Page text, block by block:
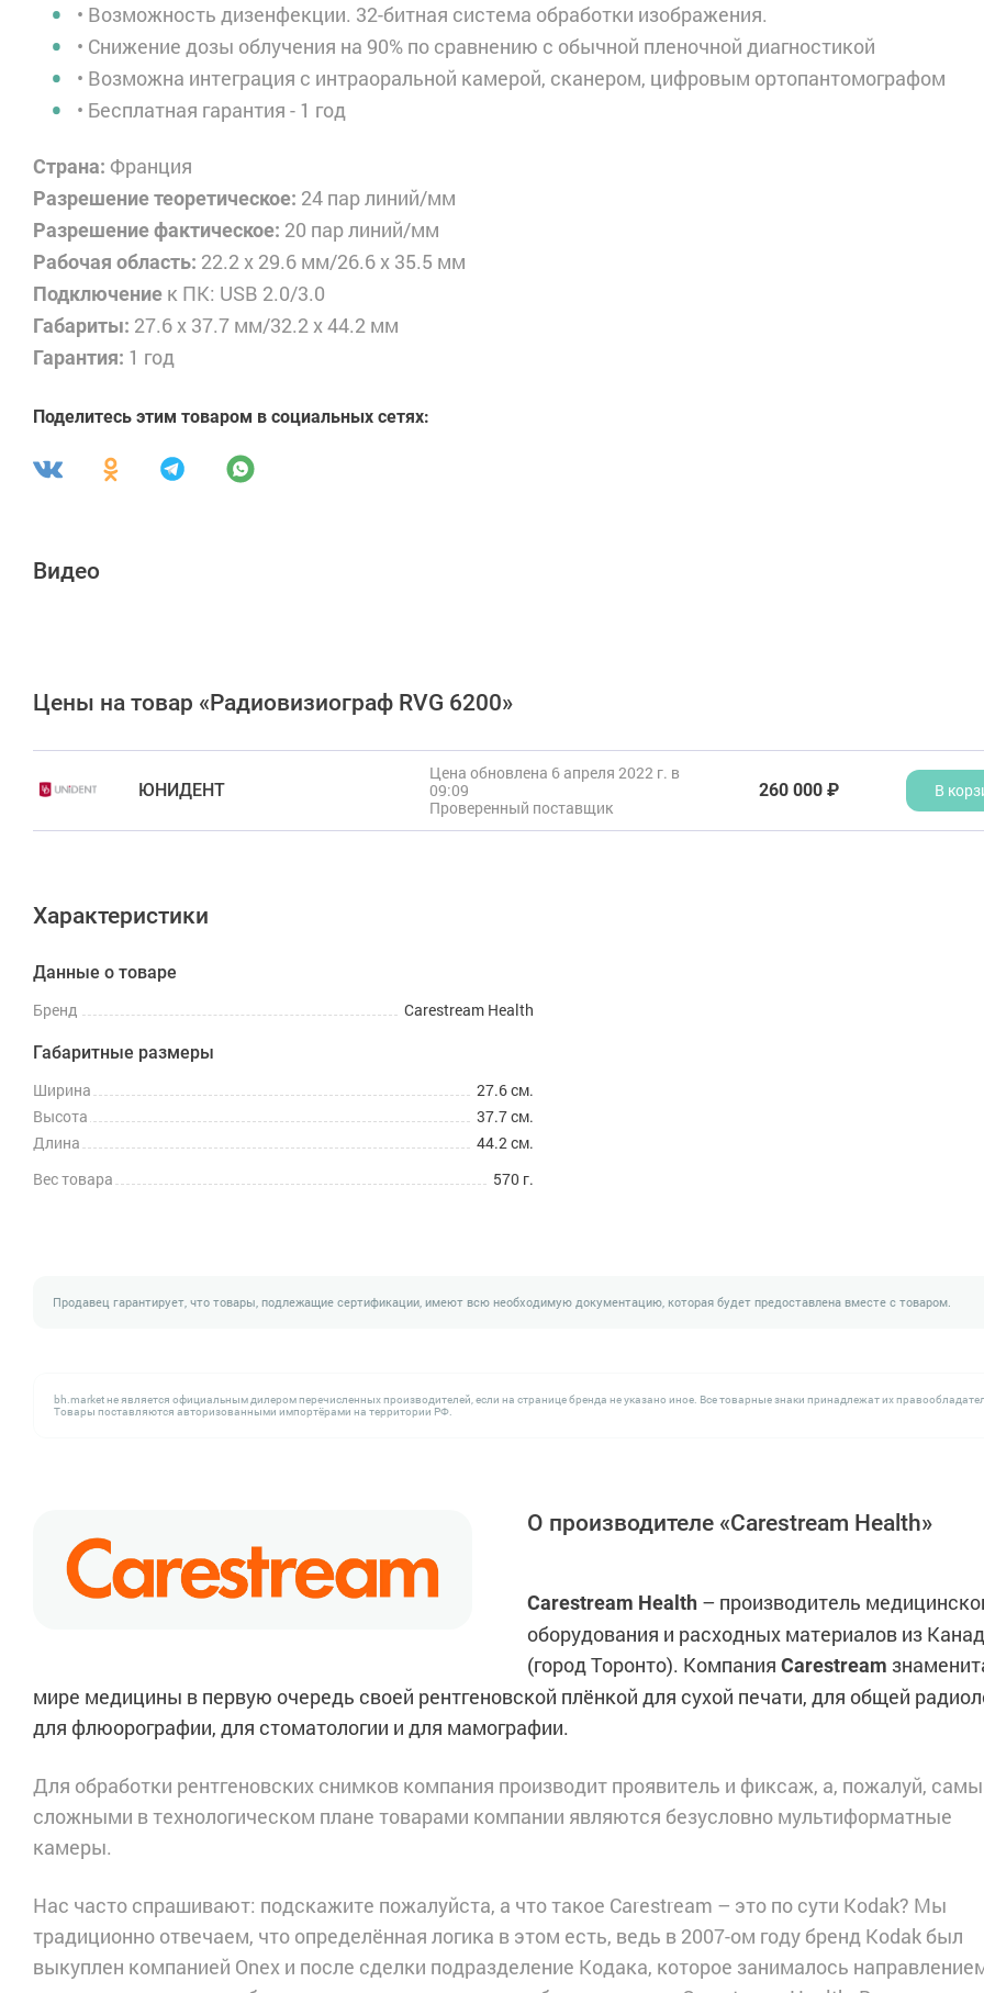
• Возможность дизенфекции. 32-битная система обработки изображения.
• Снижение дозы облучения на 90% по сравнению с обычной пленочной диагностикой
• Возможна интеграция с интраоральной камерой, сканером, цифровым ортопантомографом
• Бесплатная гарантия - 1 год
Страна: Франция
Разрешение теоретическое: 24 пар линий/мм
Разрешение фактическое: 20 пар линий/мм
Рабочая область: 22.2 x 29.6 мм/26.6 x 35.5 мм
Подключение к ПК: USB 2.0/3.0
Габариты: 27.6 x 37.7 мм/32.2 x 44.2 мм
Гарантия: 1 год
Поделитесь этим товаром в социальных сетях:
Видео
Цены на товар «Радиовизиограф RVG 6200»
ЮНИДЕНТ
Цена обновлена 6 апреля 2022 г. в
09:09
Проверенный поставщик
260 000 ₽ В
Характеристики
Данные о товаре
Бренд
Carestream Health
Габаритные размеры
Ширина
27.6 см.
Высота
37.7 см.
Длина
44.2 см.
Вес товара
570 г.
Продавец гарантирует, что товары, подлежащие сертификации, имеют всю необходимую документацию, которая будет предоставлена вместе с товаром.
bh.market не является официальным дилером перечисленных производителей, если на странице бренда не указано иное. Все товарные знаки принадлежат их
Товары поставляются авторизованными импортёрами на территории РФ.
О производителе «Carestream Health»
Carestream Health – производитель
оборудования и расходных материалов из
(город Торонто). Компания Carestream
мире медицины в первую очередь своей рентгеновской плёнкой для сухой печати, для общей
для флюорографии, для стоматологии и для мамографии.
Для обработки рентгеновских снимков компания производит проявитель и фиксаж, а, пожалуй,
сложными в технологическом плане товарами компании являются безусловно мультиформатные
камеры.
Нас часто спрашивают: подскажите пожалуйста, а что такое Carestream – это по сути Kodak? Мы
традиционно отвечаем, что определённая логика в этом есть, ведь в 2007-ом году бренд Kodak был
выкуплен компанией Onex и после сделки подразделение Кодака, которое занималось